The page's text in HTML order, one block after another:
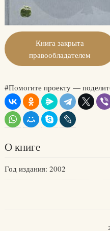
Книга закрыта
правообладателем
#Помогите проекту —
О книге
Год издания: 2002